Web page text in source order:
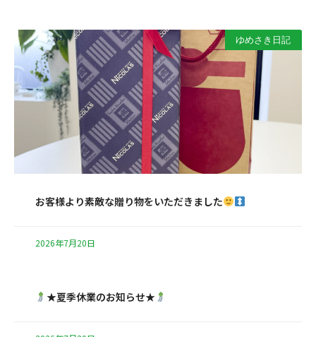
ゆめさき日記
お客様より素敵な贈り物をいただきました
2026年7月20日
★夏季休業のお知らせ★